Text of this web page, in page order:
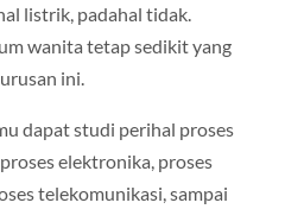
listrik, padahal tidak.
wanita tetap sedikit yang
ini.
dapat studi perihal proses
elektronika, proses
telekomunikasi, sampai